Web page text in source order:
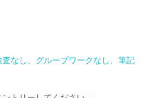
なし、グループワークなし、筆記